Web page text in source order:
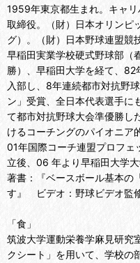
1959年東京都生まれ。キャ
取締役。（財）日本オリンピ
グ）。（財）日本野球連盟競
早稲田実業学校硬式野球部（
勝）、早稲田大学を経て、82
入部し、8年連続都市対抗野
ン」受賞、全日本代表選手に
て都市対抗野球大会準優勝し
けるコーチングのパイオニア
01年国際コーチ連盟プロフェ
立後、06 年より早稲田大学
著書：『ベースボール基本の
す』 ビデオ：野球ビデオ監
「食」
筑波大学運動栄養学麻見研究
クシート」を用いて、学校の